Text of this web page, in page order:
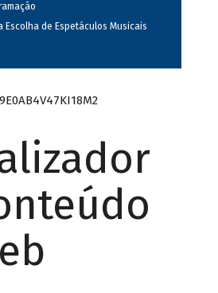
Escolha de Espetáculos Musicais